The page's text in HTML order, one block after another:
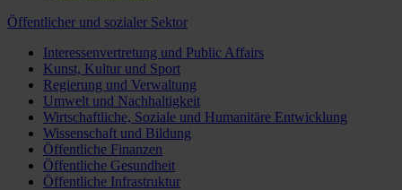
Öffentlicher und sozialer Sektor
Interessenvertretung und Public Affairs
Kunst, Kultur und Sport
Regierung und Verwaltung
Umwelt und Nachhaltigkeit
Wirtschaftliche, Soziale und Humanitäre Entwicklung
Wissenschaft und Bildung
Öffentliche Finanzen
Öffentliche Gesundheit
Öffentliche Infrastruktur